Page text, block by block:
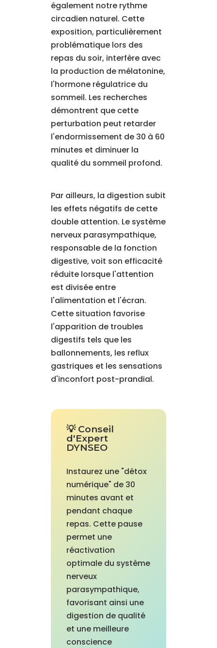
également notre rythme
circadien naturel. Cette
exposition, particulièrement
problématique lors des
repas du soir, interfère avec
la production de mélatonine,
l'hormone régulatrice du
sommeil. Les recherches
démontrent que cette
perturbation peut retarder
l'endormissement de 30 à 60
minutes et diminuer la
qualité du sommeil profond.
Par ailleurs, la digestion subit
les effets négatifs de cette
double attention. Le système
nerveux parasympathique,
responsable de la fonction
digestive, voit son efficacité
réduite lorsque l'attention
est divisée entre
l'alimentation et l'écran.
Cette situation favorise
l'apparition de troubles
digestifs tels que les
ballonnements, les reflux
gastriques et les sensations
d'inconfort post-prandial.
💡 Conseil
d'Expert
DYNSEO
Instaurez une "détox
numérique" de 30
minutes avant et
pendant chaque
repas. Cette pause
permet une
réactivation
optimale du système
nerveux
parasympathique,
favorisant ainsi une
digestion de qualité
et une meilleure
conscience